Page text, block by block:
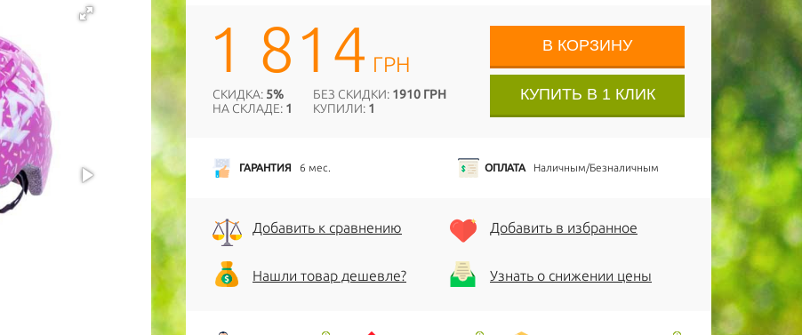
1 814 ГРН
СКИДКА: 5% БЕЗ СКИДКИ: 1910 ГРН
НА СКЛАДЕ: 1 КУПИЛИ: 1
КУПИТЬ В 1 КЛИК
ГАРАНТИЯ 6 мес. ОПЛАТА Наличным/Безналичным
Добавить к сравнению Добавить в избранное
Нашли товар дешевле? Узнать о снижении цены